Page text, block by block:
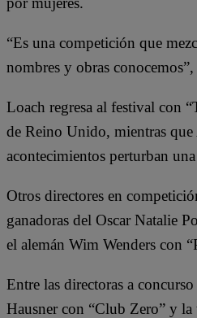
“Es una competición que
nombres y obras
Loach regresa al festival con
de Reino Unido, mientras que
acontecimientos perturban
Otros directores en
ganadoras del Oscar Natalie
el alemán Wim Wenders con
Entre las directoras a
Hausner con “Club Zero” y